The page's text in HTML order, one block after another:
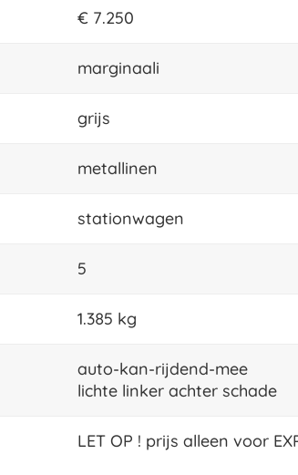
€ 7.250
marginaali
grijs
metallinen
stationwagen
5
1.385 kg
auto-kan-rijdend-mee
lichte linker achter schade
LET OP ! prijs alleen voor